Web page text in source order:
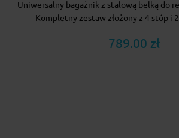
Uniwersalny bagażnik z stalową belką do
Kompletny zestaw złożony z 4 stóp i
789.00 zł